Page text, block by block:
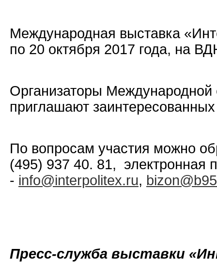
Международная выставка
по 20 октября 2017 года, на
Организаторы Международной
приглашают
По вопросам участия можно
(495) 937 40. 81, электронная
- info@interpolitex.ru,
Пресс-служба выставки